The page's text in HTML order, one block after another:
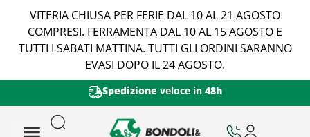
VITERIA CHIUSA PER FERIE DAL 10 AL 21 AGOSTO
COMPRESI. FERRAMENTA DAL 10 AL 15 AGOSTO E
TUTTI I SABATI MATTINA. TUTTI GLI ORDINI SARANNO
EVASI DOPO IL 24 AGOSTO.
Spedizione veloce in 48h